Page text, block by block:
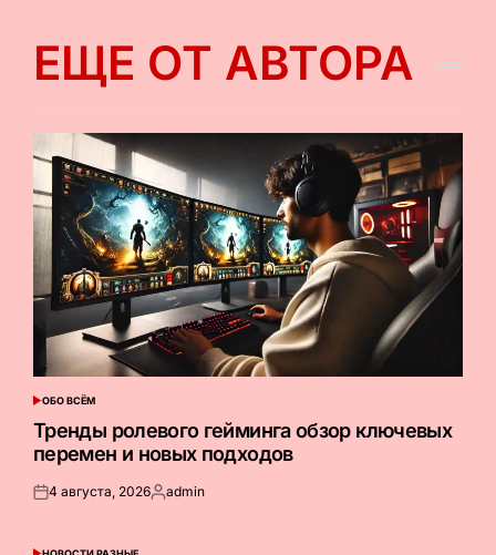
ЕЩЕ ОТ АВТОРА
ОПУБЛИКОВАНО
В
ОБО ВСЁМ
Тренды ролевого гейминга обзор ключевых
перемен и новых подходов
Опубликовано
4 августа, 2026Запись
admin